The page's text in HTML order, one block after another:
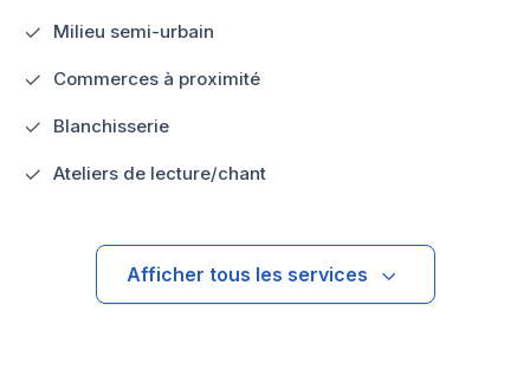
Milieu semi-urbain
Commerces à proximité
Blanchisserie
Ateliers de lecture/chant
Afficher tous les services